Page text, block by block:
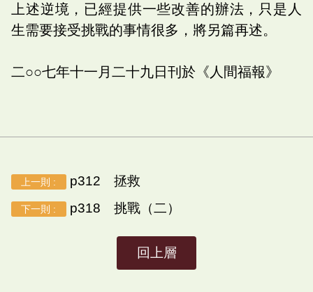
上述逆境，已經提供一些改善的辦法，只是人
生需要接受挑戰的事情很多，將另篇再述。
二○○七年十一月二十九日刊於《人間福報》
上一則 : p312 拯救
下一則 : p318 挑戰（二）
回上層